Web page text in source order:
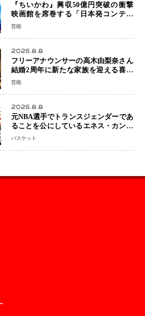
『ちいかわ』興収50億円突破の衝撃
映画館を席巻する「日本発コンテン
ツ」の強さ スパイダーマン、モアナ
芸能
2026.8.8
フリーアナウンサーの高木由梨奈さん
結婚2周年に新たな家族を迎える喜び
を報告 夫・岸田タツヤさんと連名
芸能
2026.8.8
元NBA選手でトランスジェンダーであ
ることを公にしているエネス・カンタ
ーがWNBAドラフト参戦を表明「参加
の背景に女子スポーツを巡る議論
バスケット